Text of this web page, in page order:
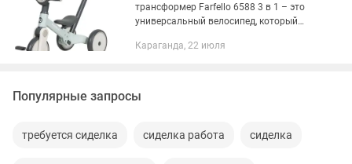
трансформер Farfello 6588 3 в 1 – это
универсальный велосипед, который
предлагая три удобных режима
Караганда, 22 июля
Популярные запросы
требуется сиделка сиделка работа сиделка